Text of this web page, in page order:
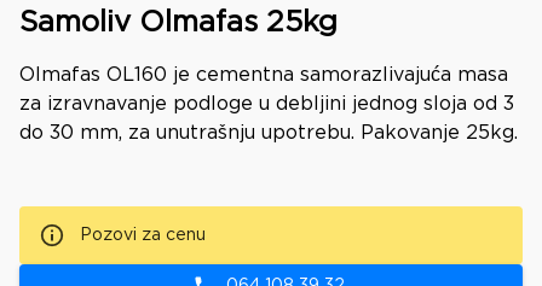
Samoliv Olmafas 25kg
Olmafas OL160 je cementna samorazlivajuća masa
za izravnavanje podloge u debljini jednog sloja od 3
do 30 mm, za unutrašnju upotrebu. Pakovanje 25kg.
Pozovi za cenu